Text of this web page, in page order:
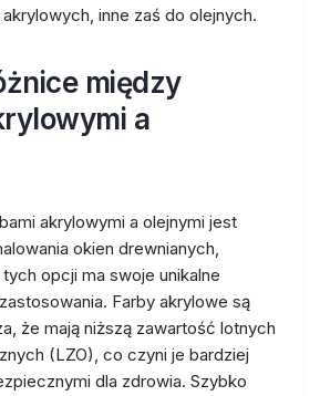
inne zaś do olejnych.
między
a
akrylowymi a olejnymi jest
okien drewnianych,
opcji ma swoje unikalne
Farby akrylowe są
że mają niższą zawartość lotnych
(LZO), co czyni je bardziej
dla zdrowia. Szybko